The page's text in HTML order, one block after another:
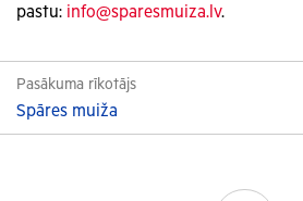
pastu: info@sparesmuiza.lv.
Pasākuma rīkotājs
Spāres muiža